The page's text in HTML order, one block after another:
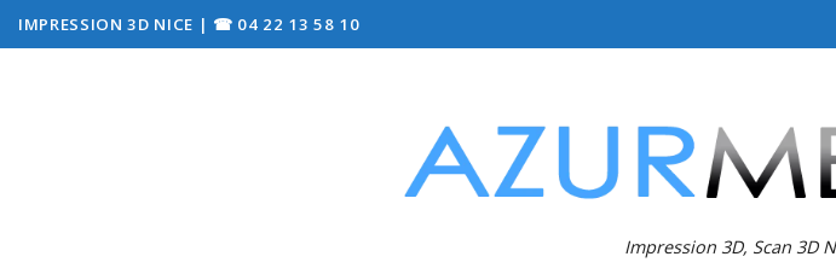
Passer
au
IMPRESSION 3D NICE | ☎ 04 22 13 58 10
Impression 3D, Scan 3D